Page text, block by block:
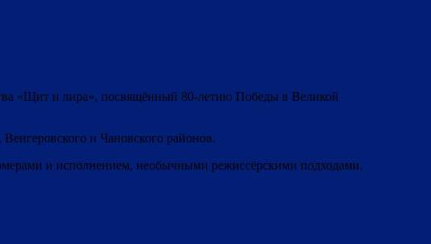
«Щит и лира», посвящённый 80-летию Победы в Великой
и Чановского районов.
и исполнением, необычными режиссёрскими подходами.